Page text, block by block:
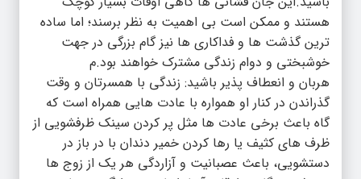
هستند و ممکن است بی اهمیت به نظر برسند؛ اما ساده
ترین گذشت ها و فداکاری ها نیز گام بزرگی در جهت
خوشبختی و دوام زندگی مشترک خواهند بود.م
هربان و انعطاف پذیر باشید: زندگی با همسرتان و وقت
گذراندن در کنار او همواره با عادت هایی همراه است که
گاه باعث برخی عادت ها مثل پر کردن سینک ظرفشویی از
ظرف های کثیف یا رها کردن خمیر دندان با در باز در
دستشویی، باعث عصبانیت و آزاردگی هر یک از زوج ها